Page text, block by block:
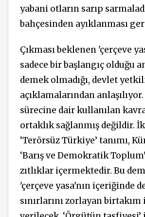
yabani otların sarıp
bahçesinden ayıklanması
Çıkması beklenen 'çerçeve
sadece bir başlangıç olduğu
demek olmadığı, devlet
açıklamalarından
sürecine dair kullanılan
ortaklık sağlanmış değildir.
‘Terörsüz Türkiye’ tanımı,
‘Barış ve Demokratik
zıtlıklar içermektedir. Bu
'çerçeve yasa'nın içeriğinde
sınırlarını zorlayan